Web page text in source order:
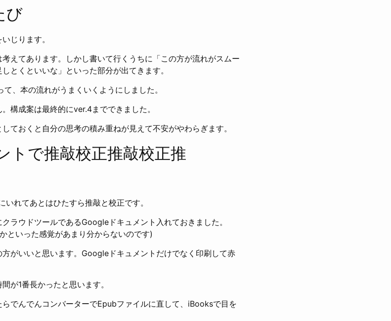
び
じります。
えてあります。しかし書いて行くうちに「この方が流れがスムー
とくといいな」といった部分が出てきます。
、本の流れがうまくいくようにしました。
構成案は最終的にver.4までできました。
ておくと自分の思考の積み重ねが見えて不安がやわらぎます。
トで推敲校正推敲校正推
れてあとはひたすら推敲と校正です。
ラウドツールであるGoogleドキュメント入れておきました。
といった感覚があまり分からないのです)
がいいと思います。Googleドキュメントだけでなく印刷して赤
が1番長かったと思います。
らでんでんコンバーターでEpubファイルに直して、iBooksで目を